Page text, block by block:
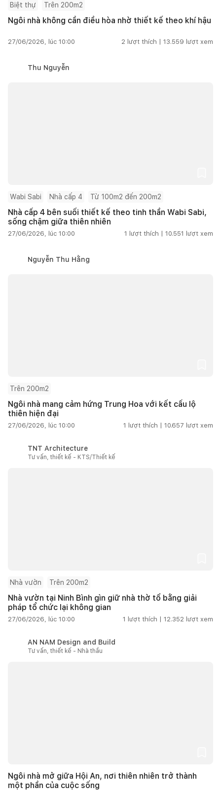
Biệt thự Trên 200m2
Ngôi nhà không cần điều hòa nhờ thiết kế theo khí hậu
27/06/2026, lúc 10:00 2 lượt thích | 13.559 lượt xem
Thu Nguyễn
Wabi Sabi Nhà cấp 4 Từ 100m2 đến 200m2
Nhà cấp 4 bên suối thiết kế theo tinh thần Wabi Sabi,
sống chậm giữa thiên nhiên
27/06/2026, lúc 10:00 1 lượt thích | 10.551 lượt xem
Nguyễn Thu Hằng
Trên 200m2
Ngôi nhà mang cảm hứng Trung Hoa với kết cấu lộ
thiên hiện đại
27/06/2026, lúc 10:00 1 lượt thích | 10.657 lượt xem
TNT Architecture
Tư vấn, thiết kế - KTS/Thiết kế
Nhà vườn Trên 200m2
Nhà vườn tại Ninh Bình gìn giữ nhà thờ tổ bằng giải
pháp tổ chức lại không gian
27/06/2026, lúc 10:00 1 lượt thích | 12.352 lượt xem
AN NAM Design and Build
Tư vấn, thiết kế - Nhà thầu
Ngôi nhà mở giữa Hội An, nơi thiên nhiên trở thành
một phần của cuộc sống